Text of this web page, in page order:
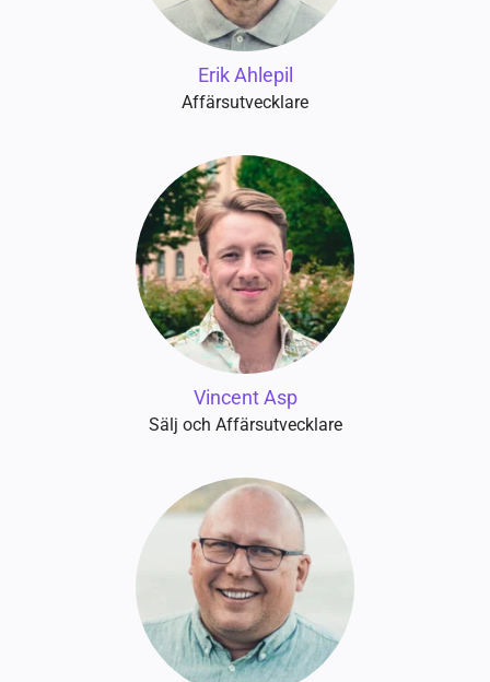
Erik Ahlepil
Affärsutvecklare
Vincent Asp
Sälj och Affärsutvecklare